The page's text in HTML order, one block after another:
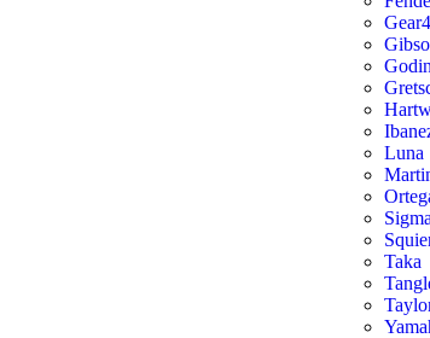
Godin
Luna
Sigma
Taka